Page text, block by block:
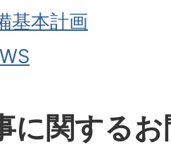
基本計画
に関する